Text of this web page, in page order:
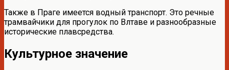
Также в Праге имеется водный транспорт. Это речные
трамвайчики для прогулок по Влтаве и разнообразные
исторические плавсредства.
Культурное значение